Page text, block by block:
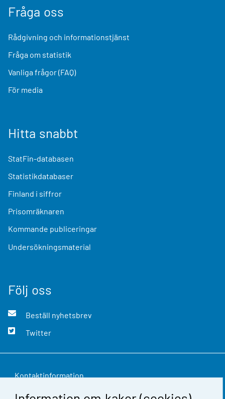
Fråga oss
Rådgivning och informationstjänst
Fråga om statistik
Vanliga frågor (FAQ)
För media
Hitta snabbt
StatFin-databasen
Statistikdatabaser
Finland i siffror
Prisomräknaren
Kommande publiceringar
Undersökningsmaterial
Följ oss
Beställ nyhetsbrev
Twitter
Kontaktinformation
Respons